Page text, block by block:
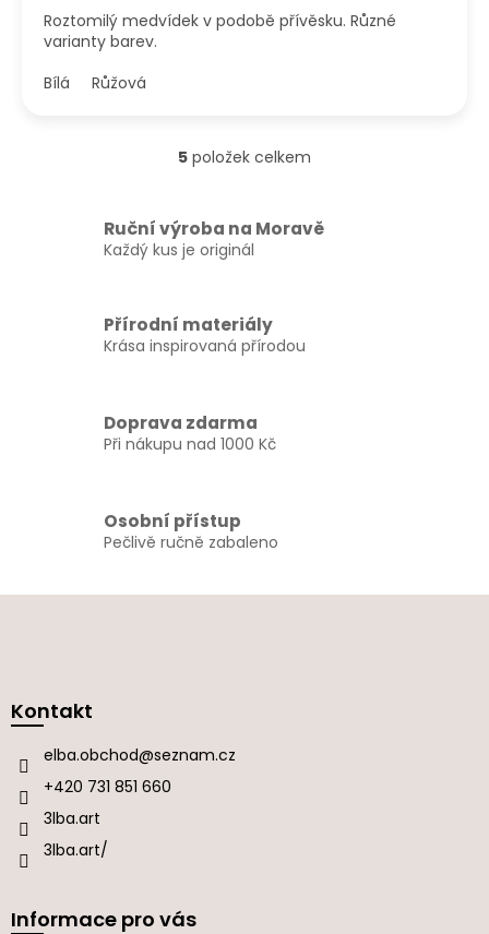
Roztomilý medvídek v podobě přívěsku. Různé
varianty barev.
Bílá
Růžová
O
á
d
í
p
r
y
v
ý
u
5 položek celkem
Ruční výroba na Moravě
Každý kus je originál
Přírodní materiály
Krása inspirovaná přírodou
Doprava zdarma
Při nákupu nad 1000 Kč
Osobní přístup
Pečlivě ručně zabaleno
aKontakt
elba.obchod@seznam.cz
+420 731 851 660
3lba.art
3lba.art/
Informace pro vás